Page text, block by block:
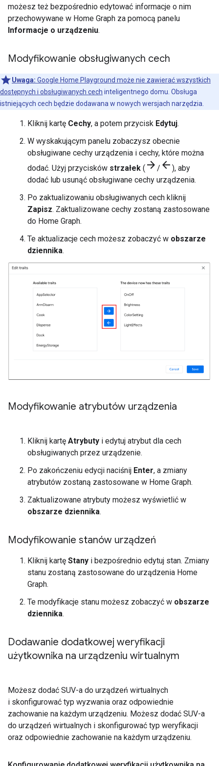
możesz też bezpośrednio edytować informacje o nim
przechowywane w Home Graph za pomocą panelu
Informacje o urządzeniu.
Modyfikowanie obsługiwanych cech
Uwaga: Google Home Playground może nie zawierać wszystkich
dostępnych i obsługiwanych cech inteligentnego domu. Obsługa
istniejących cech będzie dodawana w nowych wersjach narzędzia.
Kliknij kartę Cechy, a potem przycisk Edytuj.
W wyskakującym panelu zobaczysz obecnie
obsługiwane cechy urządzenia i cechy, które można
dodać. Użyj przycisków strzałek ( arrow_forward / arrow_back ), aby
dodać lub usunąć obsługiwane cechy urządzenia.
Po zaktualizowaniu obsługiwanych cech kliknij
Zapisz. Zaktualizowane cechy zostaną zastosowane
do Home Graph.
Te aktualizacje cech możesz zobaczyć w obszarze
dziennika.
Modyfikowanie atrybutów urządzenia
Kliknij kartę Atrybuty i edytuj atrybut dla cech
obsługiwanych przez urządzenie.
Po zakończeniu edycji naciśnij Enter, a zmiany
atrybutów zostaną zastosowane w Home Graph.
Zaktualizowane atrybuty możesz wyświetlić w
obszarze dziennika.
Modyfikowanie stanów urządzeń
Kliknij kartę Stany i bezpośrednio edytuj stan. Zmiany
stanu zostaną zastosowane do urządzenia Home
Graph.
Te modyfikacje stanu możesz zobaczyć w obszarze
dziennika.
Dodawanie dodatkowej weryfikacji
użytkownika na urządzeniu wirtualnym
Możesz dodać SUV-a do urządzeń wirtualnych
i skonfigurować typ wyzwania oraz odpowiednie
zachowanie na każdym urządzeniu. Możesz dodać SUV-a
do urządzeń wirtualnych i skonfigurować typ weryfikacji
oraz odpowiednie zachowanie na każdym urządzeniu.